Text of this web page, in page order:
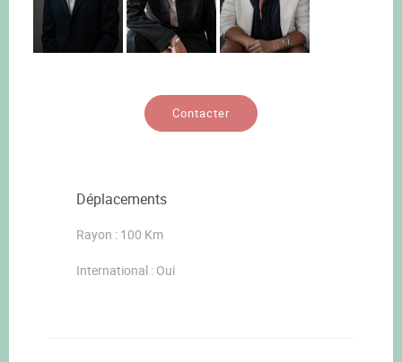
Contacter
Déplacements
Rayon : 100 Km
International : Oui